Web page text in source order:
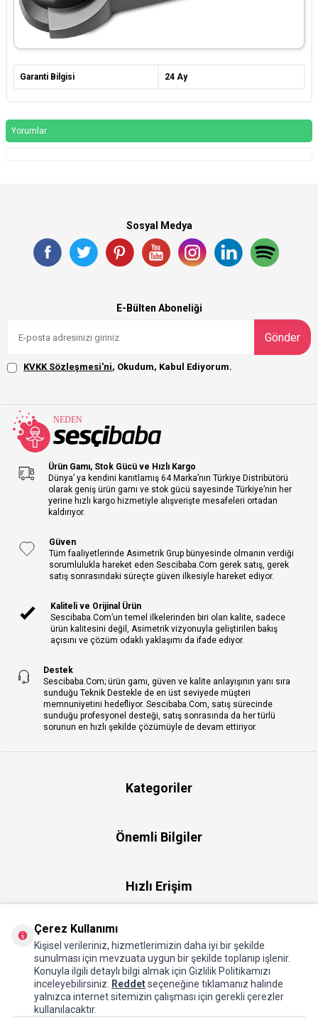
Garanti Bilgisi 24 Ay
Yorumlar
Sosyal Medya
E-Bülten Aboneliği
Gönder
KVKK Sözleşmesi'ni, Okudum, Kabul Ediyorum.
Ürün Gamı, Stok Gücü ve Hızlı Kargo
Dünya’ ya kendini kanıtlamış 64 Marka’nın Türkiye Distribütörü
olarak geniş ürün gamı ve stok gücü sayesinde Türkiye’nin her
yerine hızlı kargo hizmetiyle alışverişte mesafeleri ortadan
kaldırıyor.
Güven
Tüm faaliyetlerinde Asimetrik Grup bünyesinde olmanın verdiği
sorumlulukla hareket eden Sescibaba.Com gerek satış, gerek
satış sonrasındaki süreçte güven ilkesiyle hareket ediyor.
Kaliteli ve Orijinal Ürün
Sescibaba.Com’un temel ilkelerinden biri olan kalite, sadece
ürün kalitesini değil, Asimetrik vizyonuyla geliştirilen bakış
açısını ve çözüm odaklı yaklaşımı da ifade ediyor.
Destek
Sescibaba.Com; ürün gamı, güven ve kalite anlayışının yanı sıra
sunduğu Teknik Destekle de en üst seviyede müşteri
memnuniyetini hedefliyor. Sescibaba.Com, satış sürecinde
sunduğu profesyonel desteği, satış sonrasında da her türlü
sorunun en hızlı şekilde çözümüyle de devam ettiriyor.
Kategoriler
Önemli Bilgiler
Hızlı Erişim
Hakkımızda
Çerez Kullanımı
Kişisel verileriniz, hizmetlerimizin daha iyi bir şekilde
sunulması için mevzuata uygun bir şekilde toplanıp işlenir.
Konuyla ilgili detaylı bilgi almak için Gizlilik Politikamızı
inceleyebilirsiniz.
Reddetseçeneğine tıklamanız halinde
yalnızca internet sitemizin çalışması için gerekli çerezler
kullanılacaktır.